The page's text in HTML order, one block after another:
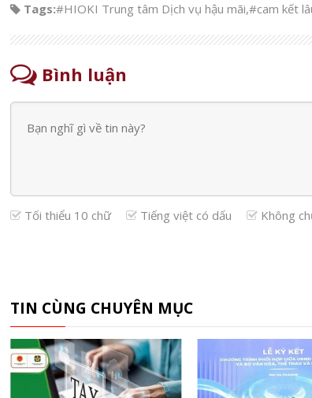
Tags:#HIOKI Trung tâm Dịch vụ hậu mãi,#cam kết
Bình luận
Tối thiểu 10 chữ Tiếng việt có dấu Không
TIN CÙNG CHUYÊN MỤC